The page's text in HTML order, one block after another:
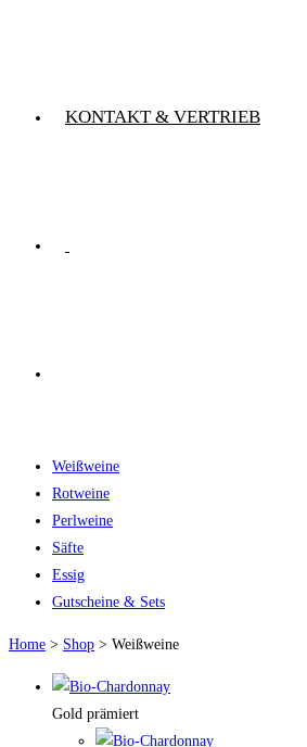
KONTAKT & VERTRIEB
Weißweine
Rotweine
Perlweine
Säfte
Essig
Gutscheine & Sets
Home > Shop > Weißweine
Gold prämiert